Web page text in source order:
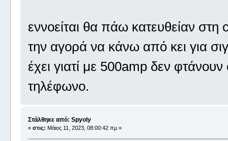
εννοείται θα πάω κατευθείαν
την αγορά να κάνω από κει για
έχει γιατί με 500amp δεν
τηλέφωνο.
Στάλθηκε από: Spyoly
« στις: Μάιος 11, 2023, 08:00:42 πμ »